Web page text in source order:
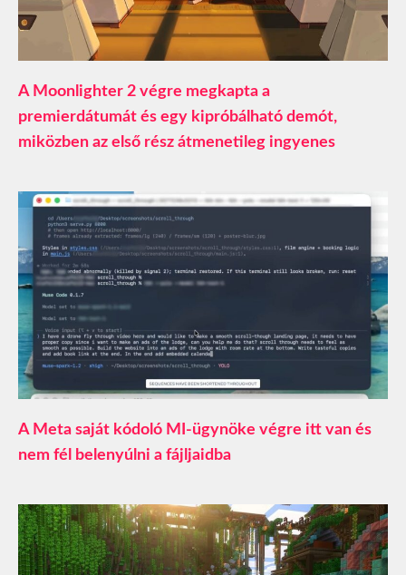
A Moonlighter 2 végre megkapta a
premierdátumát és egy kipróbálható demót,
miközben az első rész átmenetileg ingyenes
A Meta saját kódoló MI-ügynöke végre itt van és
nem fél belenyúlni a fájljaidba